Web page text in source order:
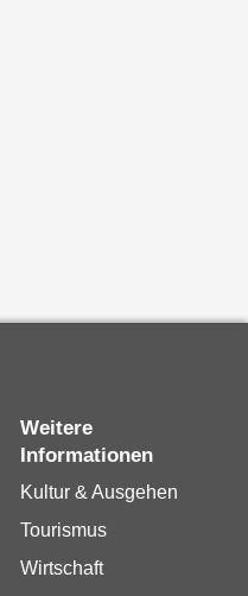
Weitere
Informationen
Kultur & Ausgehen
Tourismus
Wirtschaft